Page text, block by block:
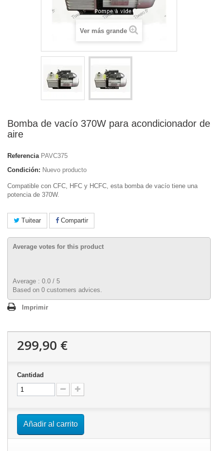
Ver más grande
Bomba de vacío 370W para acondicionador de
aire
Referencia PAVC375
Condición: Nuevo producto
Compatible con CFC, HFC y HCFC, esta bomba de vacío tiene una
potencia de 370W.
Tuitear Compartir
Average votes for this product
Average : 0.0 / 5
Based on 0 customers advices.
Imprimir
299,90 €
Cantidad
Añadir al carrito